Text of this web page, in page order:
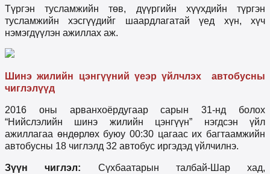
Түргэн тусламжийн төв, дүүргийн хүүхдийн түргэн
тусламжийн хэсгүүдийг шаардлагатай үед хүн, хүч
нэмэгдүүлэн ажиллах аж.
Шинэ жилийн цэнгүүний үеэр үйлчлэх автобусны
чиглэлүүд
2016 оны арванхоёрдугаар сарын 31-нд болох
“Нийслэлийн шинэ жилийн цэнгүүн” нэгдсэн үйл
ажиллагаа өндөрлөх буюу 00:30 цагаас их багтаамжийн
автобусны 18 чиглэлд 32 автобус иргэдэд үйлчилнэ.
Зүүн чиглэл: Сүхбаатарын талбай-Шар хад,